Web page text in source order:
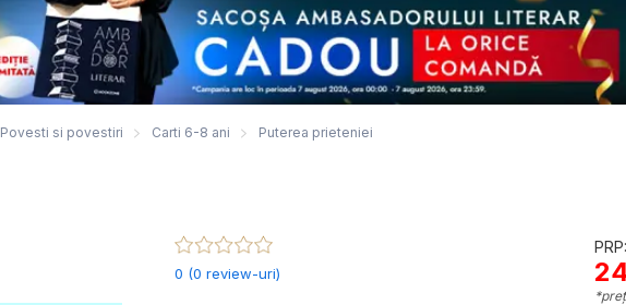
Povesti si povestiri Carti 6-8 ani Puterea prieteniei
0 (0 review-uri)